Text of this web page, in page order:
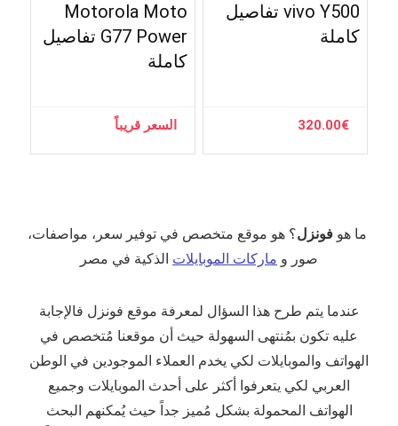
vivo Y500 تفاصيل
كاملة
€
320.00
Motorola Moto
G77 Power تفاصيل
كاملة
السعر قريباً
ما هو فونزل؟ هو موقع متخصص في توفير سعر، مواصفات،
صور و ماركات الموبايلات الذكية في مصر
عندما يتم طرح هذا السؤال لمعرفة موقع فونزل فالإجابة
عليه تكون بمُنتهى السهولة حيث أن موقعنا مُتخصص في
الهواتف والموبايلات لكي يخدم العملاء الموجودين في الوطن
العربي لكي يتعرفوا أكثر على أحدث الموبايلات وجميع
الهواتف المحمولة بشكل مُميز جداً حيث يُمكنهم البحث